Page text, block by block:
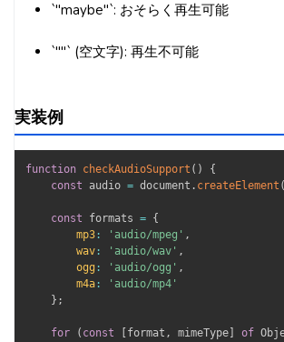
`"maybe"`: おそらく再生可能
`""` (空文字): 再生不可能
実装例
function checkAudioSupport ( )
{
const audio = document . createElement (
const formats = {
mp3 : 'audio/mpeg' ,
wav : 'audio/wav' ,
ogg : 'audio/ogg' ,
m4a :
'audio/mp4'
} ;
for ( const format , mimeType of